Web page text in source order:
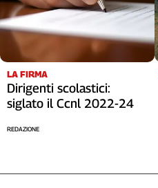
LA FIRMA
Dirigenti scolastici:
siglato il Ccnl 2022-24
REDAZIONE